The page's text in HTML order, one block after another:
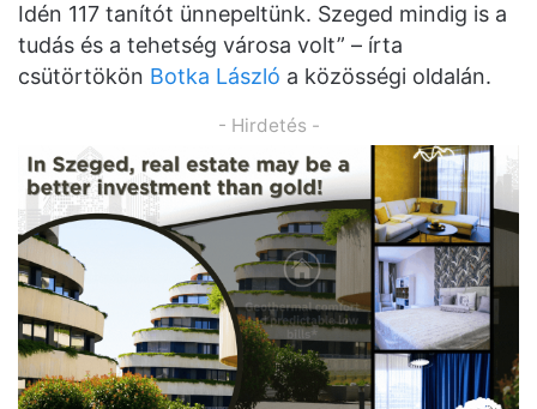
Idén 117 tanítót ünnepeltünk. Szeged mindig is a
tudás és a tehetség városa volt” – írta
csütörtökön Botka László a közösségi oldalán.
- Hirdetés -